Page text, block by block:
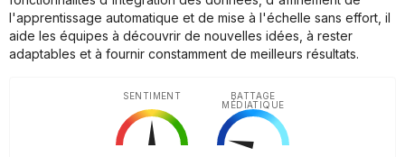
l'apprentissage automatique et de mise à l'échelle sans effort, il
aide les équipes à découvrir de nouvelles idées, à rester
adaptables et à fournir constamment de meilleurs résultats.
SENTIMENT
BATTAGE
MÉDIATIQUE